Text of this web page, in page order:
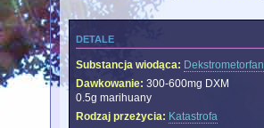
detale
Substancja wiodąca: Dekstrometorfan
Dawkowanie: 300-600mg DXM
0.5g marihuany
Rodzaj przeżycia: Katastrofa